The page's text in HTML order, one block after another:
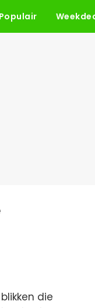
Populair
die